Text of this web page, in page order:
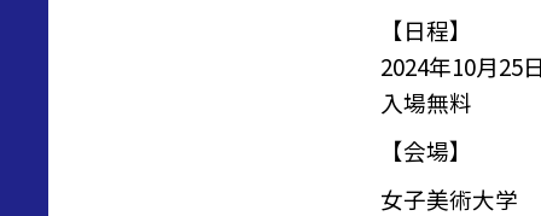
【日程】
2024年10月25
入場無料
【会場】
女子美術大学